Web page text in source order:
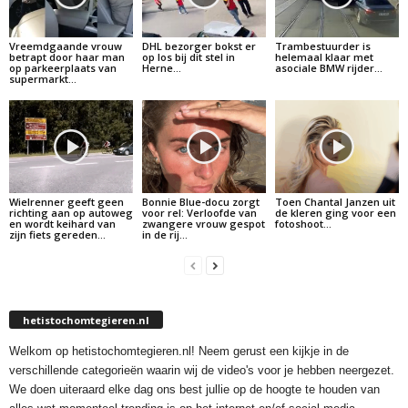
Vreemdgaande vrouw
betrapt door haar man
op parkeerplaats van
supermarkt…
DHL bezorger bokst er
op los bij dit stel in
Herne…
Trambestuurder is
helemaal klaar met
asociale BMW rijder…
Wielrenner geeft geen
richting aan op autoweg
en wordt keihard van
zijn fiets gereden…
Bonnie Blue-docu zorgt
voor rel: Verloofde van
zwangere vrouw gespot
in de rij…
Toen Chantal Janzen uit
de kleren ging voor een
fotoshoot…
hetistochomtegieren.nl
Welkom op hetistochomtegieren.nl! Neem gerust een kijkje in de
verschillende categorieën waarin wij de video's voor je hebben neergezet.
We doen uiteraard elke dag ons best jullie op de hoogte te houden van